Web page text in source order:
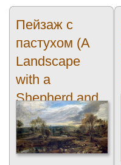
Пейзаж с
пастухом (A
Landscape
with a
Shepherd and
his Flock)